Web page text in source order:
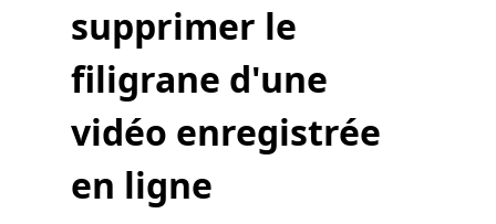
supprimer le
filigrane d'une
vidéo enregistrée
en ligne